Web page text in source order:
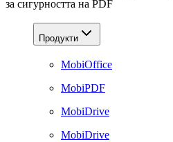
за сигурността на PDF
Продукти
MobiOffice
MobiPDF
MobiDrive
MobiDrive